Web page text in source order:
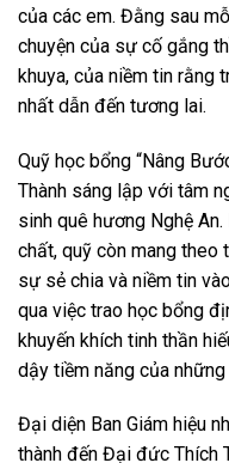
của các em. Đằng sau
chuyện của sự cố gắng
khuya, của niềm tin rằng
nhất dẫn đến tương lai.
Quỹ học bổng “Nâng
Thành sáng lập với tâm
sinh quê hương Nghệ
chất, quỹ còn mang theo
sự sẻ chia và niềm tin
qua việc trao học bổng
khuyến khích tinh thần
dậy tiềm năng của
Đại diện Ban Giám hiệu
thành đến Đại đức Thích